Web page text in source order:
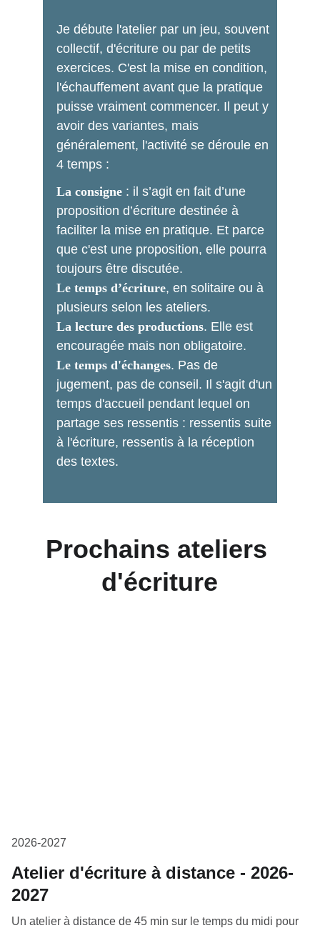
Je débute l'atelier par un jeu, souvent
collectif, d'écriture ou par de petits
exercices. C'est la mise en condition,
l'échauffement avant que la pratique
puisse vraiment commencer. Il peut y
avoir des variantes, mais
généralement, l'activité se déroule en
4 temps :
La consigne : il s’agit en fait d’une
proposition d’écriture destinée à
faciliter la mise en pratique. Et parce
que c'est une proposition, elle pourra
toujours être discutée.
Le temps d’écriture, en solitaire ou à
plusieurs selon les ateliers.
La lecture des productions. Elle est
encouragée mais non obligatoire.
Le temps d'échanges. Pas de
jugement, pas de conseil. Il s'agit d'un
temps d'accueil pendant lequel on
partage ses ressentis : ressentis suite
à l'écriture, ressentis à la réception
des textes.
Prochains ateliers
d'écriture
2026-2027
Atelier d'écriture à distance - 2026-
2027
Un atelier à distance de 45 min sur le temps du midi pour